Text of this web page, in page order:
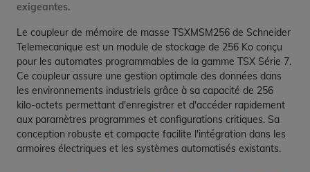
exigeantes.
Le coupleur de mémoire de masse TSXMSM256 de Schneider
Telemecanique est un module de stockage de 256 Ko conçu
pour les automates programmables de la gamme TSX Série 7.
Ce coupleur assure une gestion optimale des données dans
les environnements industriels grâce à sa capacité de 256
kilo-octets permettant d'enregistrer et d'accéder rapidement
aux paramètres programmes et configurations critiques. Sa
conception robuste et compacte facilite l'intégration dans les
armoires électriques et les systèmes automatisés existants.